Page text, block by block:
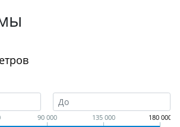
90 000 135 000 180 000